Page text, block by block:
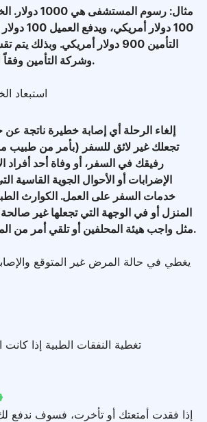
مثال: رسوم
100 دولار
التأمين 900 دولار أمريكي. وبذلك
وشركة التأمين وفقاً لشروط خطة التعرفة.
استبعاد
إلغاء الرحلة أي إصابة خطيرة ناتجة عن
تجعلك غير لائق للسفر (بأمر من طبيب
رفيقك في السفر، أو وفاة أحد أفراد
الإضرابات أو الأحوال الجوية القاسية
خدمات السفر على العمل. الكوارث
المنزل أو في الوجهة التي تجعلها غير
مثل واجب هيئة المحلفين أو تلقي أمر من المحكمة أو أمر استدعاء.
يغطي في حالة المرض غير المتوقع
تغطية النفقات الطبية إذا